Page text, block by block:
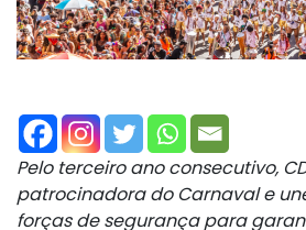
Pelo terceiro ano consecutivo,
patrocinadora do Carnaval e
forças de segurança para